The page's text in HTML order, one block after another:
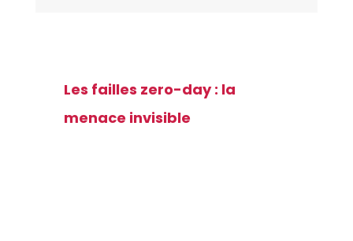
Les failles zero-day : la
menace invisible